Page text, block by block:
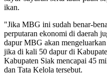
ikan.
"Jika MBG ini sudah benar-
perputaran ekonomi di daerah
dapur MBG akan
jika di kali 50 dapur di
Kabupaten Siak mencapai 45
dan Tata Kelola tersebut.